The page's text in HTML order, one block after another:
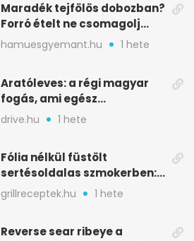
Maradék tejfölös dobozban?
Forró ételt ne csomagolj
ilyen tégelybe
hamuesgyemant.hu 1 hete
Aratóleves: a régi magyar
fogás, ami egész
csapatokat jóllakatott
drive.hu 1 hete
Fólia nélkül füstölt
sertésoldalas szmokerben:
ropogós bark, 6 óra
grillreceptek.hu 1 hete
Reverse sear ribeye a